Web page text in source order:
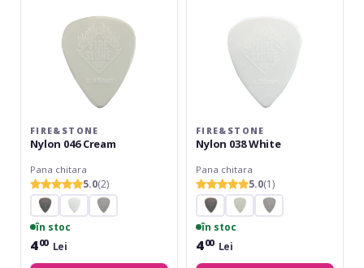
FIRE&STONE
Nylon 046 Cream
Pana chitara
5.0(2)
în stoc
400 Lei
FIRE&STONE
Nylon 038 White
Pana chitara
5.0(1)
în stoc
400 Lei